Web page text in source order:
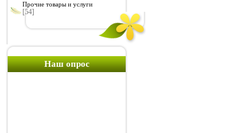
Прочие товары и услуги
[54]
Наш опрос